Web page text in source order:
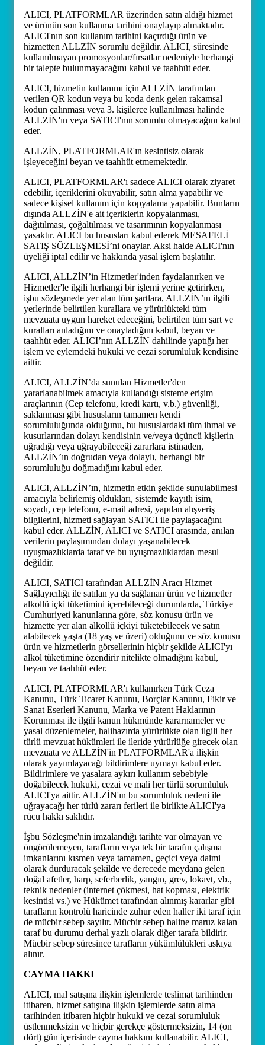
ALICI, PLATFORMLAR üzerinden satın aldığı hizmet
ve ürünün son kullanma tarihini onaylayıp almaktadır.
ALICI'nın son kullanım tarihini kaçırdığı ürün ve
hizmetten ALLZİN sorumlu değildir. ALICI, süresinde
kullanılmayan promosyonlar/fırsatlar nedeniyle herhangi
bir talepte bulunmayacağını kabul ve taahhüt eder.
ALICI, hizmetin kullanımı için ALLZİN tarafından
verilen QR kodun veya bu koda denk gelen rakamsal
kodun çalınması veya 3. kişilerce kullanılması halinde
ALLZİN'ın veya SATICI'nın sorumlu olmayacağını kabul
eder.
ALLZİN, PLATFORMLAR'ın kesintisiz olarak
işleyeceğini beyan ve taahhüt etmemektedir.
ALICI, PLATFORMLAR'ı sadece ALICI olarak ziyaret
edebilir, içeriklerini okuyabilir, satın alma yapabilir ve
sadece kişisel kullanım için kopyalama yapabilir. Bunların
dışında ALLZİN'e ait içeriklerin kopyalanması,
dağıtılması, çoğaltılması ve tasarımının kopyalanması
yasaktır. ALICI bu hususları kabul ederek MESAFELİ
SATIŞ SÖZLEŞMESİ’ni onaylar. Aksi halde ALICI'nın
üyeliği iptal edilir ve hakkında yasal işlem başlatılır.
ALICI, ALLZİN’in Hizmetler'inden faydalanırken ve
Hizmetler'le ilgili herhangi bir işlemi yerine getirirken,
işbu sözleşmede yer alan tüm şartlara, ALLZİN’ın ilgili
yerlerinde belirtilen kurallara ve yürürlükteki tüm
mevzuata uygun hareket edeceğini, belirtilen tüm şart ve
kuralları anladığını ve onayladığını kabul, beyan ve
taahhüt eder. ALICI’nın ALLZİN dahilinde yaptığı her
işlem ve eylemdeki hukuki ve cezai sorumluluk kendisine
aittir.
ALICI, ALLZİN’da sunulan Hizmetler'den
yararlanabilmek amacıyla kullandığı sisteme erişim
araçlarının (Cep telefonu, kredi kartı, v.b.) güvenliği,
saklanması gibi hususların tamamen kendi
sorumluluğunda olduğunu, bu hususlardaki tüm ihmal ve
kusurlarından dolayı kendisinin ve/veya üçüncü kişilerin
uğradığı veya uğrayabileceği zararlara istinaden,
ALLZİN’ın doğrudan veya dolaylı, herhangi bir
sorumluluğu doğmadığını kabul eder.
ALICI, ALLZİN’ın, hizmetin etkin şekilde sunulabilmesi
amacıyla belirlemiş oldukları, sistemde kayıtlı isim,
soyadı, cep telefonu, e-mail adresi, yapılan alışveriş
bilgilerini, hizmeti sağlayan SATICI ile paylaşacağını
kabul eder. ALLZİN, ALICI ve SATICI arasında, anılan
verilerin paylaşımından dolayı yaşanabilecek
uyuşmazlıklarda taraf ve bu uyuşmazlıklardan mesul
değildir.
ALICI, SATICI tarafından ALLZİN Aracı Hizmet
Sağlayıcılığı ile satılan ya da sağlanan ürün ve hizmetler
alkollü içki tüketimini içerebileceği durumlarda, Türkiye
Cumhuriyeti kanunlarına göre, söz konusu ürün ve
hizmette yer alan alkollü içkiyi tüketebilecek ve satın
alabilecek yaşta (18 yaş ve üzeri) olduğunu ve söz konusu
ürün ve hizmetlerin görsellerinin hiçbir şekilde ALICI'yı
alkol tüketimine özendirir nitelikte olmadığını kabul,
beyan ve taahhüt eder.
ALICI, PLATFORMLAR'ı kullanırken Türk Ceza
Kanunu, Türk Ticaret Kanunu, Borçlar Kanunu, Fikir ve
Sanat Eserleri Kanunu, Marka ve Patent Haklarının
Korunması ile ilgili kanun hükmünde kararnameler ve
yasal düzenlemeler, halihazırda yürürlükte olan ilgili her
türlü mevzuat hükümleri ile ileride yürürlüğe girecek olan
mevzuata ve ALLZİN'in PLATFORMLAR'a ilişkin
olarak yayımlayacağı bildirimlere uymayı kabul eder.
Bildirimlere ve yasalara aykırı kullanım sebebiyle
doğabilecek hukuki, cezai ve mali her türlü sorumluluk
ALICI'ya aittir. ALLZİN'ın bu sorumluluk nedeni ile
uğrayacağı her türlü zararı ferileri ile birlikte ALICI'ya
rücu hakkı saklıdır.
İşbu Sözleşme'nin imzalandığı tarihte var olmayan ve
öngörülemeyen, tarafların veya tek bir tarafın çalışma
imkanlarını kısmen veya tamamen, geçici veya daimi
olarak durduracak şekilde ve derecede meydana gelen
doğal afetler, harp, seferberlik, yangın, grev, lokavt, vb.,
teknik nedenler (internet çökmesi, hat kopması, elektrik
kesintisi vs.) ve Hükümet tarafından alınmış kararlar gibi
tarafların kontrolü haricinde zuhur eden haller iki taraf için
de mücbir sebep sayılır. Mücbir sebep haline maruz kalan
taraf bu durumu derhal yazlı olarak diğer tarafa bildirir.
Mücbir sebep süresince tarafların yükümlülükleri askıya
alınır.
CAYMA HAKKI
ALICI, mal satışına ilişkin işlemlerde teslimat tarihinden
itibaren, hizmet satışına ilişkin işlemlerde satın alma
tarihinden itibaren hiçbir hukuki ve cezai sorumluluk
üstlenmeksizin ve hiçbir gerekçe göstermeksizin, 14 (on
dört) gün içerisinde cayma hakkını kullanabilir. ALICI,